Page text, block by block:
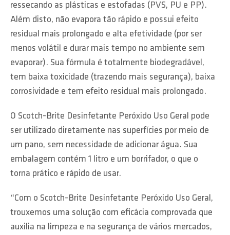
ressecando as plásticas e estofadas (PVS, PU e PP).
Além disto, não evapora tão rápido e possui efeito
residual mais prolongado e alta efetividade (por ser
menos volátil e durar mais tempo no ambiente sem
evaporar). Sua fórmula é totalmente biodegradável,
tem baixa toxicidade (trazendo mais segurança), baixa
corrosividade e tem efeito residual mais prolongado.
O Scotch-Brite Desinfetante Peróxido Uso Geral pode
ser utilizado diretamente nas superfícies por meio de
um pano, sem necessidade de adicionar água. Sua
embalagem contém 1 litro e um borrifador, o que o
torna prático e rápido de usar.
“Com o Scotch-Brite Desinfetante Peróxido Uso Geral,
trouxemos uma solução com eficácia comprovada que
auxilia na limpeza e na segurança de vários mercados,